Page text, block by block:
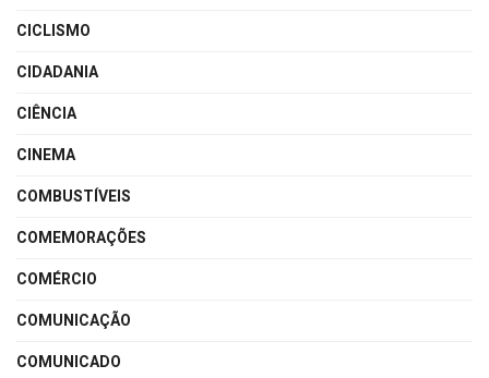
CICLISMO
CIDADANIA
CIÊNCIA
CINEMA
COMBUSTÍVEIS
COMEMORAÇÕES
COMÉRCIO
COMUNICAÇÃO
COMUNICADO